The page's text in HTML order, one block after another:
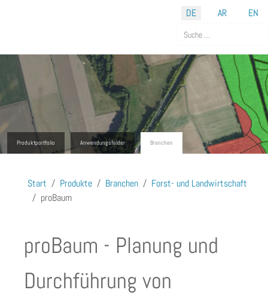
DE AR
EN
Produktportfolio Anwendungsfelder Branchen
Start Produkte Branchen
Forst- und Landwirtschaft
proBaum
proBaum - Planung und
Durchführung von